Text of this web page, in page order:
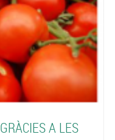
A LES